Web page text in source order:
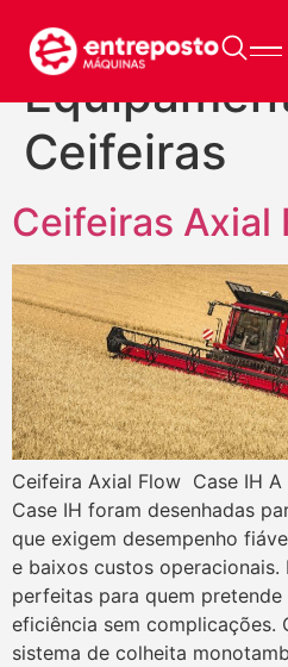
Tipo de
Ceifeiras
Ceifeiras Axial
Ceifeira Axial Flow Case IH
Case IH foram desenhadas
que exigem desempenho
e baixos custos operacionais.
perfeitas para quem
eficiência sem complicações.
sistema de colheita